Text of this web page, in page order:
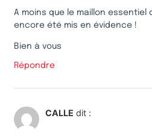
A moins que le maillon essentiel
encore été mis en évidence !
Bien à vous
Répondre
CALLE dit :